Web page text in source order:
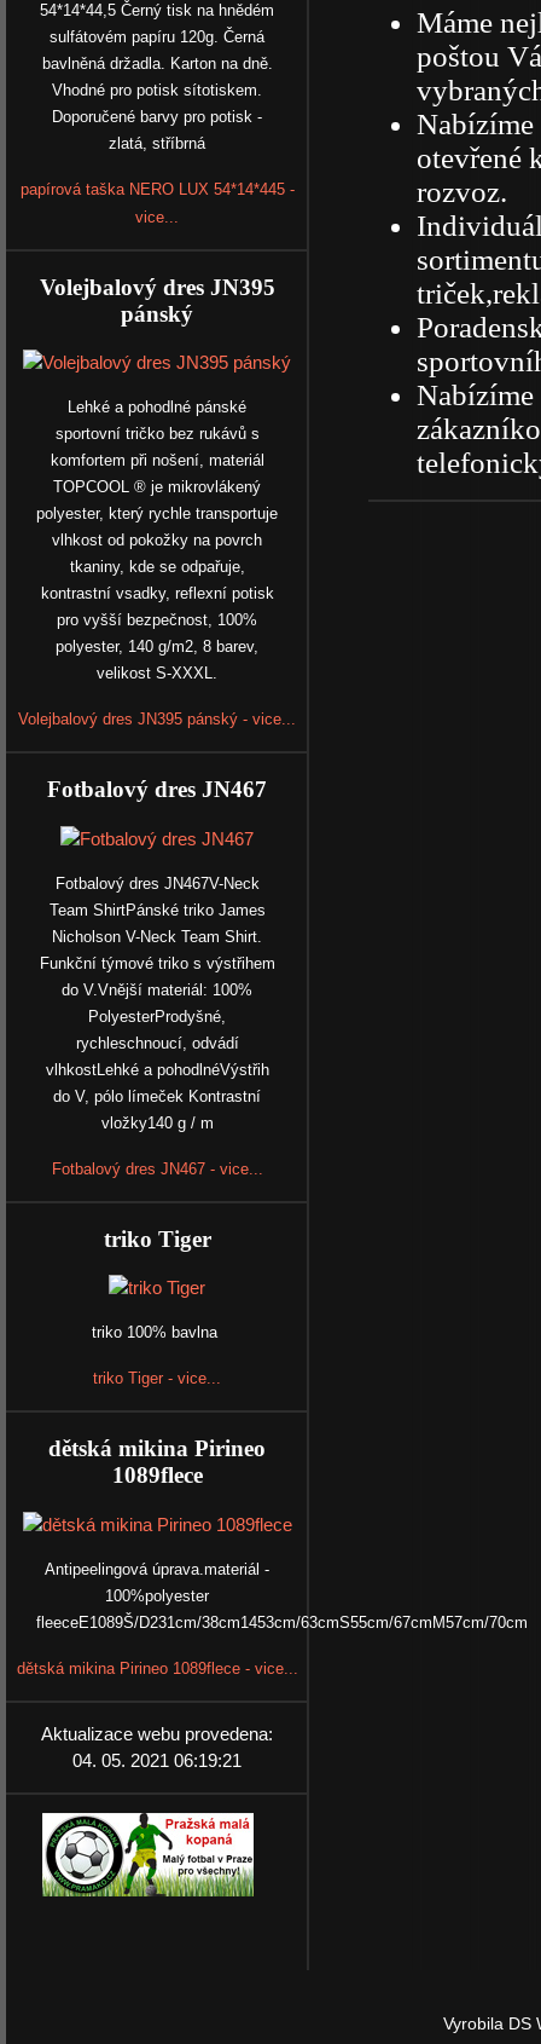
54*14*44,5 Černý tisk na hnědém
sulfátovém papíru 120g. Černá
bavlněná držadla. Karton na dně.
Vhodné pro potisk sítotiskem.
Doporučené barvy pro potisk -
zlatá, stříbrná
papírová taška NERO LUX 54*14*445 -
vice...
Volejbalový dres JN395
pánský
Lehké a pohodlné pánské
sportovní tričko bez rukávů s
komfortem při nošení, materiál
TOPCOOL ® je mikrovlákený
polyester, který rychle transportuje
vlhkost od pokožky na povrch
tkaniny, kde se odpařuje,
kontrastní vsadky, reflexní potisk
pro vyšší bezpečnost, 100%
polyester, 140 g/m2, 8 barev,
velikost S-XXXL.
Volejbalový dres JN395 pánský - vice...
Fotbalový dres JN467
Fotbalový dres JN467V-Neck
Team ShirtPánské triko James
Nicholson V-Neck Team Shirt.
Funkční týmové triko s výstřihem
do V.Vnější materiál: 100%
PolyesterProdyšné,
rychleschnoucí, odvádí
vlhkostLehké a pohodlnéVýstřih
do V, pólo límeček Kontrastní
vložky140 g / m
Fotbalový dres JN467 - vice...
triko Tiger
triko 100% bavlna
triko Tiger - vice...
dětská mikina Pirineo
1089flece
Antipeelingová úprava.materiál -
100%polyester
fleeceE1089Š/D231cm/38cm1453cm/63cmS55cm/67cmM57cm/70cm
dětská mikina Pirineo 1089flece - vice...
Aktualizace webu provedena:
04. 05. 2021 06:19:21
Máme
poštou
Nabízíme
otevřené
rozvoz.
Nabízíme
Vyrobila DS